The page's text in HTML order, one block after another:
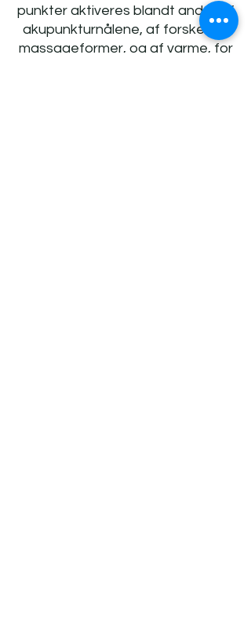
punkter aktiveres blandt andet af
akupunkturnålene, af forskellige
massageformer, og af varme, for